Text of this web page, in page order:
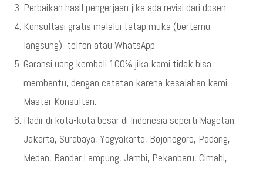
Perbaikan hasil pengerjaan jika ada revisi dari dosen
Konsultasi gratis melalui tatap muka (bertemu
langsung), telfon atau WhatsApp
Garansi uang kembali 100% jika kami tidak bisa
membantu, dengan catatan karena kesalahan kami
Master Konsultan.
Hadir di kota-kota besar di Indonesia seperti Magetan,
Jakarta, Surabaya, Yogyakarta, Bojonegoro, Padang,
Medan, Bandar Lampung, Jambi, Pekanbaru, Cimahi,